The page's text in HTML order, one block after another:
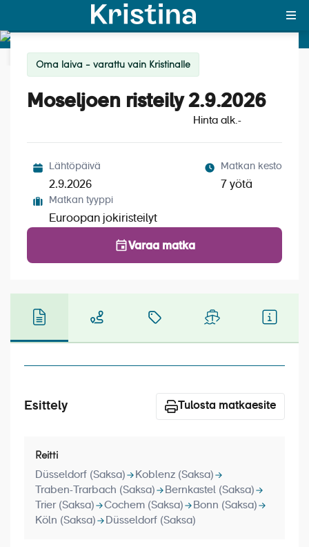
Yksin matkalle?
Suosikit
OTA YHTEYTTÄ
Kohteet
Laivat
Hyvä tietää
Katso kuvat (8)
Oma laiva - varattu vain Kristinalle
Moseljoen risteily 2.9.2026
Hinta alk.-
Lähtöpäivä
2.9.2026
Matkan kesto
7 yötä
Matkan tyyppi
Euroopan jokiristeilyt
Varaa matka
Esittely Tulosta matkaesite
Reitti
Düsseldorf (Saksa)
Koblenz (Saksa)
Traben-Trarbach (Saksa)
Bernkastel (Saksa)
Trier (Saksa)
Cochem (Saksa)
Bonn (Saksa)
Köln (Saksa)
Düsseldorf (Saksa)